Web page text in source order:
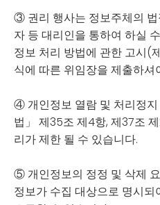
③ 권리 행사는 정보주체의
자 등 대리인을 통하여 하실
정보 처리 방법에 관한 고시(
식에 따른 위임장을 제출하셔
④ 개인정보 열람 및 처리정
법」 제35조 제4항, 제37조
리가 제한 될 수 있습니다.
⑤ 개인정보의 정정 및 삭제
정보가 수집 대상으로 명시